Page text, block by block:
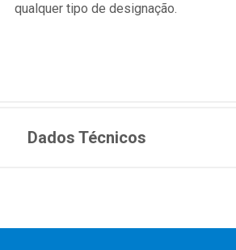
qualquer tipo de designação.
Dados Técnicos